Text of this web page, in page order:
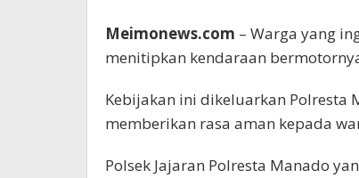
Meimonews.com – Warga yang
menitipkan kendaraan
Kebijakan ini dikeluarkan Polresta
memberikan rasa aman kepada
Polsek Jajaran Polresta Manado